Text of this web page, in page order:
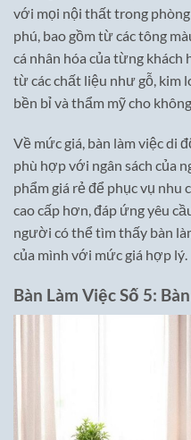
với mọi nội thất trong
phú, bao gồm từ các tông
cá nhân hóa của từng
từ các chất liệu như gỗ, kim
bền bỉ và thẩm mỹ cho
Về mức giá, bàn làm việc di
phù hợp với ngân sách của
phẩm giá rẻ để phục vụ nhu
cao cấp hơn, đáp ứng yêu
người có thể tìm thấy bàn
của mình với mức giá hợp lý.
Bàn Làm Việc Số 5: